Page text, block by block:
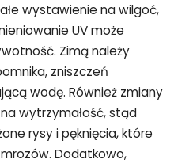
wystawienie na wilgoć,
UV może
Zimą należy
zniszczeń
wodę. Również zmiany
wytrzymałość, stąd
rysy i pęknięcia, które
Dodatkowo,